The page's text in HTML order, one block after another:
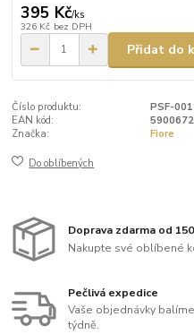
395 Kč/ks
326 Kč bez DPH
Přidat do
Číslo produktu:
PSF-
EAN kód:
Značka:
Fiore
Do oblíbených
Doprava zdarma od
Nakupte své oblíbené
Pečlivá expedice
Vaše objednávky
týdně.